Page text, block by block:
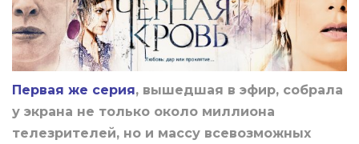
Первая же серия, вышедшая в эфир, собрала
у экрана не только около миллиона
телезрителей, но и массу всевозможных